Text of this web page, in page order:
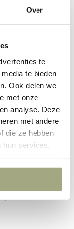
Over
te
te bieden
Ook delen we
met onze
analyse. Deze
met andere
die ze hebben
services.
snel een
wanneer de
komen. Maar het
worden
te